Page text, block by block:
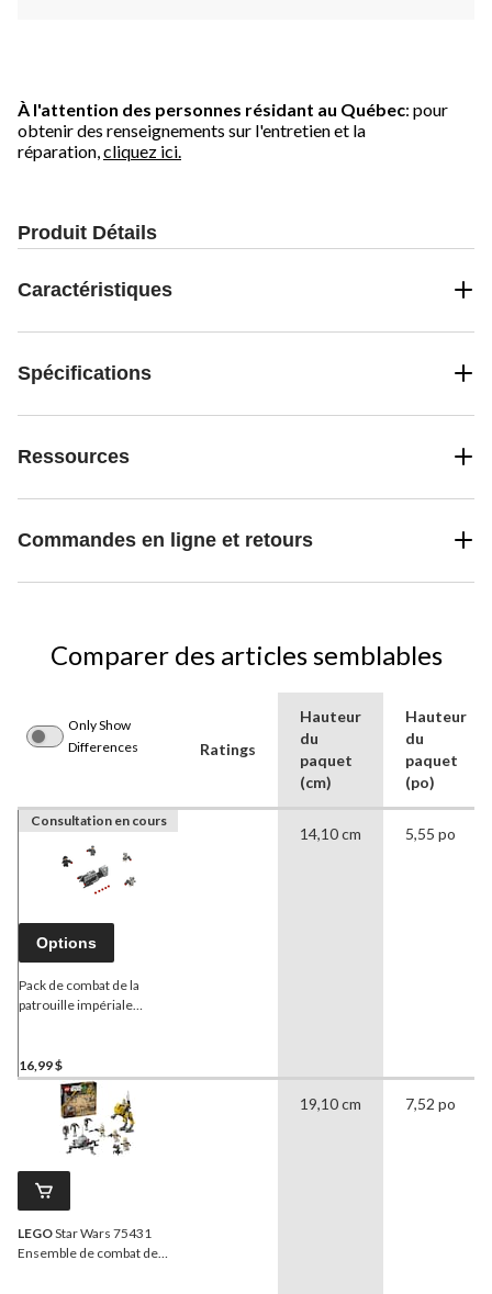
À l'attention des personnes résidant au Québec: pour
obtenir des renseignements sur l'entretien et la
réparation, cliquez ici.
Produit Détails
Caractéristiques
Spécifications
Ressources
Commandes en ligne et retours
Comparer des articles semblables
Only Show
Differences
Ratings
Hauteur
du
paquet
(cm)
Hauteur
du
paquet
(po)
Consultation en cours
Options
Pack de combat de la
patrouille impériale
16,99 $
14,10 cm 5,55 po
LEGOStar Wars 75431
Ensemble de combat de
19,10 cm 7,52 po